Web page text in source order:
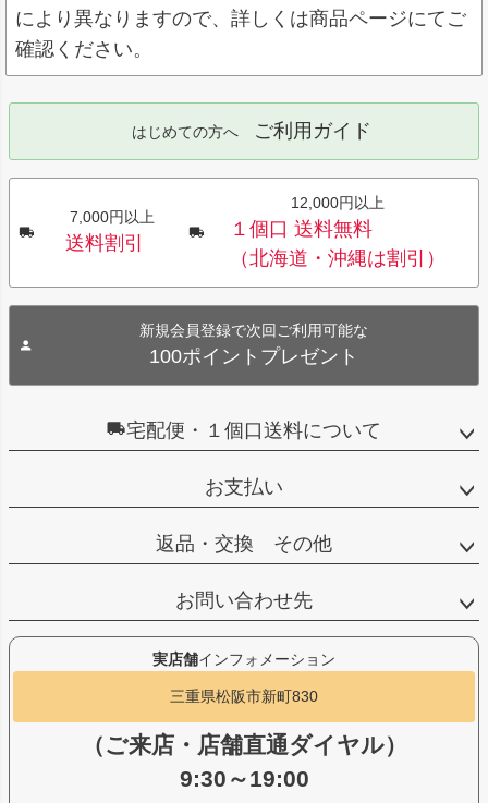
により異なりますので、詳しくは商品ページにてご
確認ください。
はじめての方へ ご利用ガイド
7,000円以上
送料割引
12,000円以上
１個口 送料無料
（北海道・沖縄は割引）
新規会員登録で次回ご利用可能な
100ポイントプレゼント
宅配便・１個口送料について
お支払い
返品・交換 その他
お問い合わせ先
実店舗インフォメーション
三重県松阪市新町830
（ご来店・店舗直通ダイヤル）
9:30～19:00